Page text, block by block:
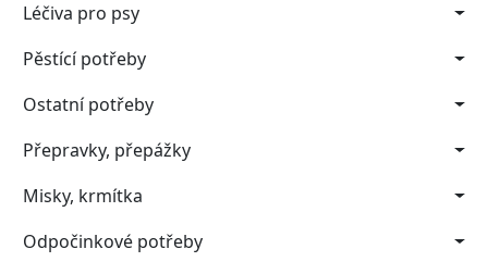
Léčiva pro psy
Pěstící potřeby
Ostatní potřeby
Přepravky, přepážky
Misky, krmítka
Odpočinkové potřeby